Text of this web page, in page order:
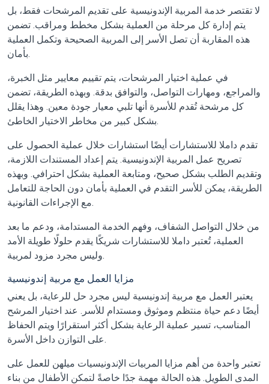
لا تقتصر خدمة المربية الإندونيسية على تقديم المرشحات فقط، بل
يتم إدارة كل مرحلة من العملية بشكل مخطط ومراقب. تضمن
هذه المقاربة أن تصل الأسر إلى المربية الصحيحة وتكمل العملية
بأمان.
في عملية اختيار المرشحات، يتم تقييم معايير مثل الخبرة،
والمراجع، ومهارات التواصل، والتوافق بدقة. وبهذه الطريقة، تضمن
كل مرشحة تُقدم للأسرة أنها تلبي معيار جودة معين. وهذا يقلل
بشكل كبير من مخاطر الاختيار الخاطئ.
تقدم داملا للاستشارات أيضًا استشارات خلال عملية الحصول على
تصريح عمل المربية الإندونيسية. يتم إعداد المستندات اللازمة،
وتقديم الطلب بشكل صحيح، ومتابعة العملية بشكل احترافي. وبهذه
الطريقة، يمكن للأسر التقدم في العملية بأمان دون الحاجة للتعامل
مع الإجراءات القانونية.
من خلال التواصل الشفاف، وفهم الخدمة المستدامة، ودعم ما بعد
العملية، تُعتبر داملا للاستشارات شريكًا يقدم حلولًا طويلة الأمد
وليس مجرد مزود لمربية.
مزايا العمل مع مربية إندونيسية
يعتبر العمل مع مربية إندونيسية ليس مجرد حل للرعاية، بل يعني
أيضًا دعم حياة منتظم وموثوق ومستدام للأسر. عند اختيار المرشح
المناسب، تسير عملية الرعاية بشكل أكثر استقرارًا ويتم الحفاظ
على التوازن داخل الأسرة.
تعتبر واحدة من أهم مزايا المربيات الإندونيسيات ميلهن للعمل على
المدى الطويل. هذه الحالة مهمة جدًا خاصةً لتمكن الأطفال من بناء